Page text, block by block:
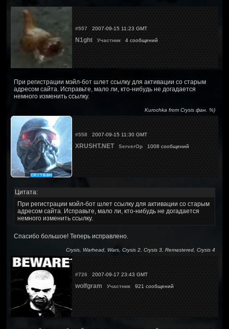
#557 2007-09-15 11:23 GMT
N1ght Участник 4 сообщений
При регистрации мэйл-бот шлет ссылку для активации со старым
адресом сайта. Исправьте, мало ли, кто-нибудь не догадается
немного изменить ссылку.
Kurochka from Crysis фан. %)
#558 2007-09-15 11:30 GMT
XRUSHT.NET ServerOp 1008 сообщений
Цитата:
При регистрации мэйл-бот шлет ссылку для активации со старым
адресом сайта. Исправьте, мало ли, кто-нибудь не догадается
немного изменить ссылку.
Спасибо большое! Теперь исправлено.
Crysis, Warhead, Wars, Crysis 2, Crysis 3, Remastered, Crysis 4
#726 2007-09-17 23:43 GMT
wolfgram Участник 921 сообщений